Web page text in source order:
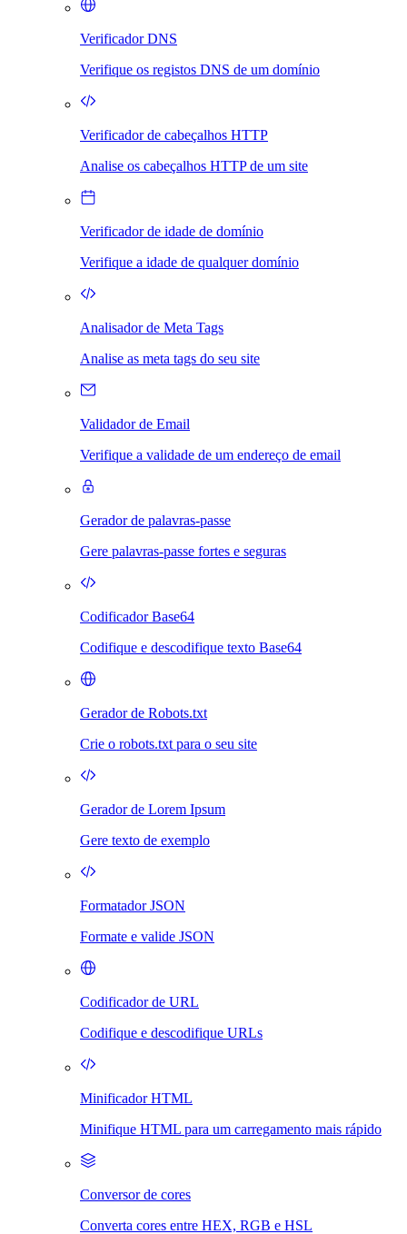
Verificador DNS
Verifique os registos DNS de um domínio
Verificador de cabeçalhos HTTP
Analise os cabeçalhos HTTP de um site
Verificador de idade de domínio
Verifique a idade de qualquer domínio
Analisador de Meta Tags
Analise as meta tags do seu site
Validador de Email
Verifique a validade de um endereço de email
Gerador de palavras-passe
Gere palavras-passe fortes e seguras
Codificador Base64
Codifique e descodifique texto Base64
Gerador de Robots.txt
Crie o robots.txt para o seu site
Gerador de Lorem Ipsum
Gere texto de exemplo
Formatador JSON
Formate e valide JSON
Codificador de URL
Codifique e descodifique URLs
Minificador HTML
Minifique HTML para um carregamento mais rápido
Conversor de cores
Converta cores entre HEX, RGB e HSL